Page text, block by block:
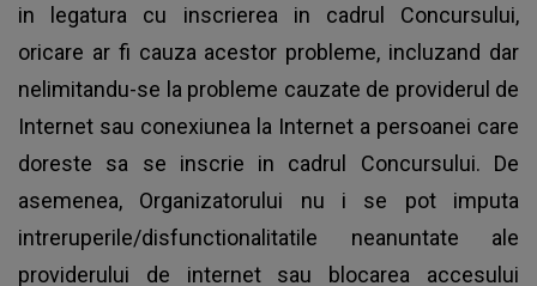
in legatura cu inscrierea in cadrul Concursului,
oricare ar fi cauza acestor probleme, incluzand dar
nelimitandu-se la probleme cauzate de providerul de
Internet sau conexiunea la Internet a persoanei care
doreste sa se inscrie in cadrul Concursului. De
asemenea, Organizatorului nu i se pot imputa
intreruperile/disfunctionalitatile neanuntate ale
providerului de internet sau blocarea accesului